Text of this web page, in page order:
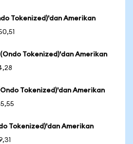
Tokenized)'dan Amerikan
Tokenized)'dan Amerikan
Tokenized)'dan Amerikan
Tokenized)'dan Amerikan